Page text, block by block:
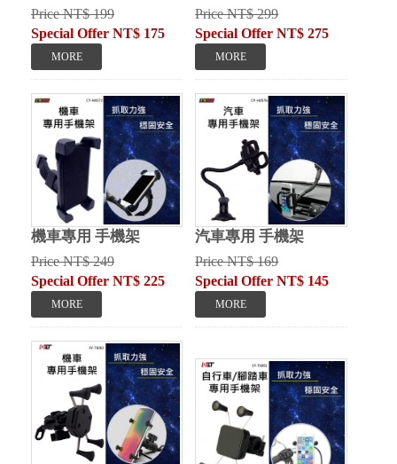
Price NT$ 199
Special Offer NT$ 175
Price NT$ 299
Special Offer NT$ 275
機車專用 手機架
Price NT$ 249
Special Offer NT$ 225
汽車專用 手機架
Price NT$ 169
Special Offer NT$ 145